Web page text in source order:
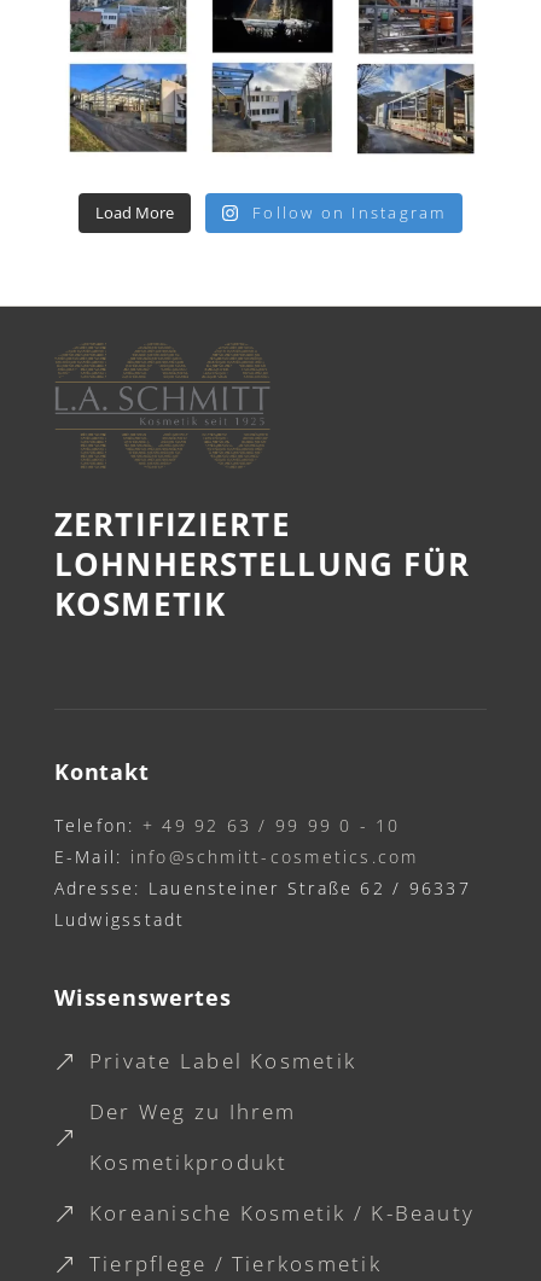
Load More Follow on Instagram
ZERTIFIZIERTE
LOHNHERSTELLUNG FÜR
KOSMETIK
Kontakt
Telefon: + 49 92 63 / 99 99 0 - 10
E-Mail: info@schmitt-cosmetics.com
Adresse: Lauensteiner Straße 62 / 96337
Ludwigsstadt
Wissenswertes
& Private Label Kosmetik
&
Der Weg zu Ihrem
Kosmetikprodukt
& Koreanische Kosmetik / K-Beauty
& Tierpflege / Tierkosmetik